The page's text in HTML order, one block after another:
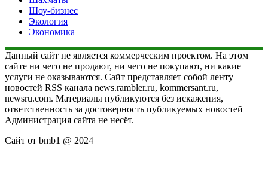
Шоу-бизнес
Экология
Экономика
Данный сайт не является коммерческим проектом. На этом
сайте ни чего не продают, ни чего не покупают, ни какие
услуги не оказываются. Сайт представляет собой ленту
новостей RSS канала news.rambler.ru, kommersant.ru,
newsru.com. Материалы публикуются без искажения,
ответственность за достоверность публикуемых новостей
Администрация сайта не несёт.
Сайт от bmb1 @ 2024